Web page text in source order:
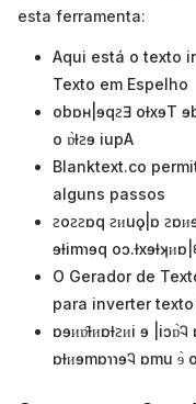
esta ferramenta:
Aqui está o texto
Texto em Espelho
obɒʜ|ɘqꙅƎ oƚxɘT
o ɒ̀ƚꙅɘ iupA
Blanktext.co
alguns passos
ꙅoꙅꙅɒq ꙅᴎuǫ|ɒ
ɘƚimɿɘq
O Gerador de
para inverter
ɒɘᴎɒ̂ƚᴎɒƚꙅᴎi ɘ |iɔɒ̀Ꮈ
ɒƚᴎɘmɒɿɿɘᎸ ɒmu ɘ̀